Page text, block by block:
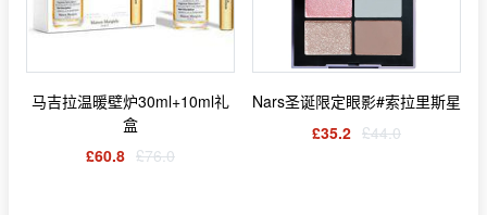
马吉拉温暖壁炉30ml+10ml礼
盒
£60.8 £76.0
Nars圣诞限定眼影#索拉里斯星
£35.2 £44.0